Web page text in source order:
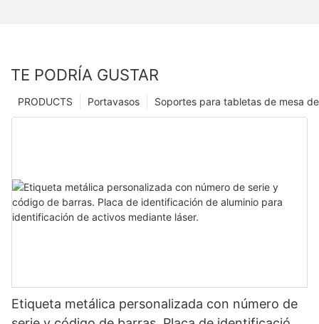
TE PODRÍA GUSTAR
Soportes para tabletas de mesa
Portavasos
PRODUCTS
Etiqueta metálica personalizada con número de